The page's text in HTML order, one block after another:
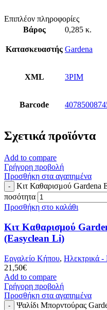
Επιπλέον πληροφορίες
Βάρος
0,285 κ.
Κατασκευαστής Gardena
XML 3PIM
Barcode
Σχετικά προϊόντα
Add to compare
Γρήγορη προβολή
Προσθήκη στα αγαπημένα
Κιτ Καθαρισμού Gardena
ποσότητα
Προσθήκη στο καλάθι
Κιτ Καθαρισμού
(Easyclean Li)
Εργαλείο Κήπου, Ηλεκτρικά -
21,50€
Add to compare
Γρήγορη προβολή
Προσθήκη στα αγαπημένα
Ψαλίδι Μπορντούρας